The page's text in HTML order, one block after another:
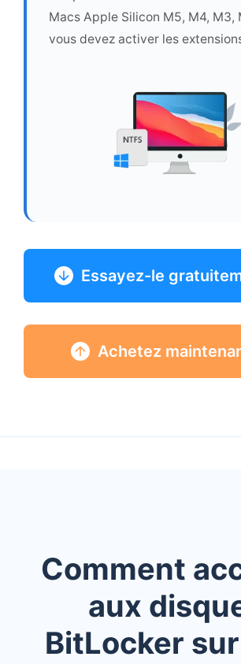
Macs Apple Silicon M5, M4, M3,
vous devez activer les
Essayez-le
Achetez
Comment
aux
BitLocker